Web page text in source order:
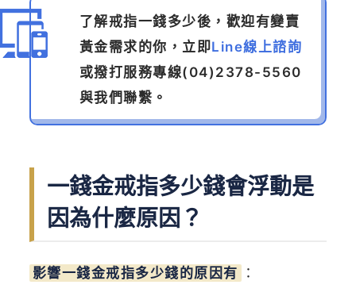
了解戒指一錢多少後，歡迎有變賣
黃金需求的你，立即Line線上諮詢
或撥打服務專線(04)2378-5560
與我們聯繫。
一錢金戒指多少錢會浮動是
因為什麼原因？
影響一錢金戒指多少錢的原因有 ：